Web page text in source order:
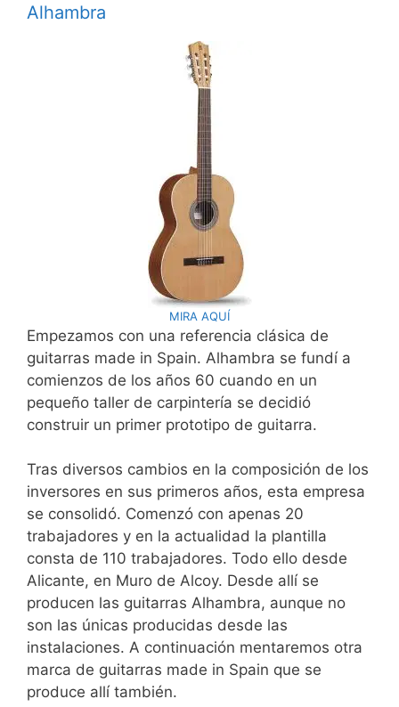
Alhambra
MIRA AQUÍ
Empezamos con una referencia clásica de
guitarras made in Spain. Alhambra se fundí a
comienzos de los años 60 cuando en un
pequeño taller de carpintería se decidió
construir un primer prototipo de guitarra.
Tras diversos cambios en la composición de los
inversores en sus primeros años, esta empresa
se consolidó. Comenzó con apenas 20
trabajadores y en la actualidad la plantilla
consta de 110 trabajadores. Todo ello desde
Alicante, en Muro de Alcoy. Desde allí se
producen las guitarras Alhambra, aunque no
son las únicas producidas desde las
instalaciones. A continuación mentaremos otra
marca de guitarras made in Spain que se
produce allí también.